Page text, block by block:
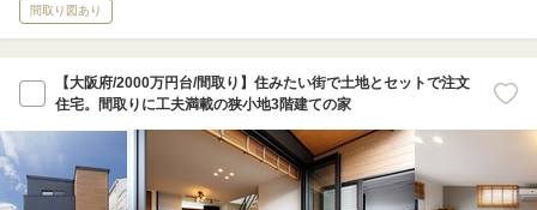
間取り図あり
【大阪府/2000万円台/間取り】住みたい街で土地とセットで注文
住宅。間取りに工夫満載の狭小地3階建ての家